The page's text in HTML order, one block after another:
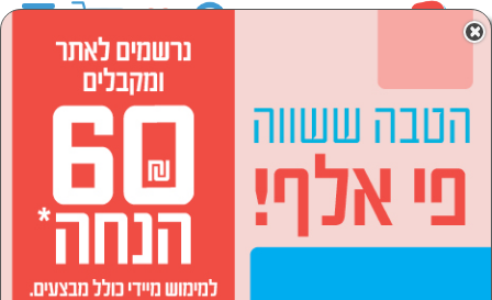
מוצרי חשמל
מוצרי חשמל לבית
מיקסרים KENWOOD קנווד
נמצאו 10 מיקסרים של מוצרי KENWOOD קנווד
מיון: הפופולרים ביותר
תווי קנייה
בשווי 400 ש"ח
GOLF&CO
במתנה
×